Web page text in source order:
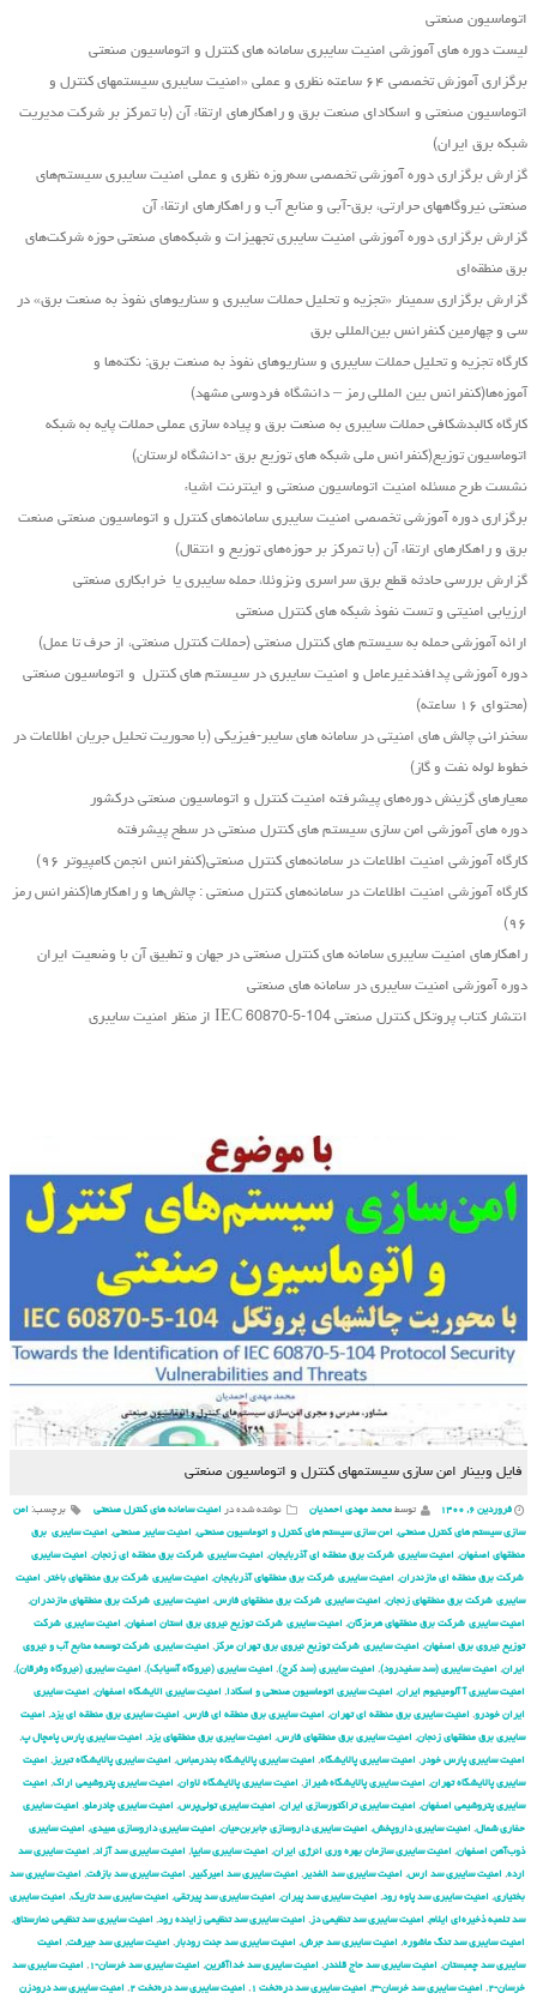
اتوماسیون صنعتی
لیست دوره های آموزشی امنیت سایبری سامانه های کنترل و اتوماسیون صنعتی
برگزاری آموزش تخصصی ۶۴ ساعته نظری و عملی «امنیت سایبری سیستمهای کنترل و
اتوماسیون صنعتی و اسکادای صنعت برق و راهکارهای ارتقاء آن (با تمرکز بر شرکت مدیریت
شبکه برق ایران)
گزارش برگزاری دوره آموزشی تخصصی سه‌روزه نظری و عملی امنیت سایبری سیستم‌های
صنعتی نیروگاه‏های حرارتی، برق‏-آبی و منابع آب و راهکارهای ارتقاء آن
گزارش برگزاری دوره آموزشی امنیت سایبری تجهیزات و شبکه‌های صنعتی حوزه شرکت‌های
برق منطقه‌ای
گزارش برگزاری سمینار «تجزیه ‌و تحلیل حملات سایبری و سناریو‌های نفوذ به صنعت برق» در
سی و چهارمین کنفرانس بین‌المللی برق
کارگاه تجزیه و تحلیل حملات سایبری و سناریوهای نفوذ به صنعت برق: نکته‌ها و
آموزه‌ها(کنفرانس بین المللی رمز – دانشگاه فردوسی مشهد)
کارگاه کالبدشکافی حملات سایبری به صنعت برق و پیاده سازی عملی حملات پایه به شبکه
اتوماسیون توزیع(کنفرانس ملی شبکه های توزیع برق -دانشگاه لرستان)
نشست طرح مسئله امنیت اتوماسیون صنعتی و اینترنت اشیاء
برگزاری دوره آموزشی تخصصی امنیت سایبری سامانه‌های کنترل و اتوماسیون صنعتی صنعت
برق و راهکارهای ارتقاء آن (با تمرکز بر حوزه‌های توزیع و انتقال)
گزارش بررسی حادثه قطع برق سراسری ونزوئلا، حمله سایبری یا خرابکاری صنعتی
ارزیابی امنیتی و تست نفوذ شبکه های کنترل صنعتی
ارائه آموزشی حمله به سیستم های کنترل صنعتی (حملات کنترل صنعتی، از حرف تا عمل)
دوره آموزشی پدافندغیرعامل و امنیت سایبری در سیستم های کنترل و اتوماسیون صنعتی
(محتوای ۱۶ ساعته)
سخنرانی چالش های امنیتی در سامانه های سایبر-فیزیکی (با محوریت تحلیل جریان اطلاعات در
خطوط لوله نفت و گاز)
معیارهای گزینش دوره‌های پیشرفته امنیت کنترل و اتوماسیون صنعتی درکشور
دوره های آموزشی امن سازی سیستم های کنترل صنعتی در سطح پیشرفته
کارگاه آموزشی امنیت اطلاعات در سامانه‌های کنترل صنعتی(کنفرانس انجمن کامپیوتر ۹۶)
کارگاه آموزشی امنیت اطلاعات در سامانه‌های کنترل صنعتی : چالش‌ها و راهکارها(کنفرانس رمز
۹۶)
راهکارهای امنیت سایبری سامانه های کنترل صنعتی در جهان و تطبیق آن با وضعیت ایران
دوره آموزشی امنیت سایبری در سامانه های صنعتی
انتشار کتاب پروتکل کنترل صنعتی IEC 60870-5-104 از منظر امنیت سایبری
فایل وبینار امن سازی سیستم‏های کنترل و اتوماسیون صنعتی
فروردین ۶, ۱۴۰۰ توسط محمد مهدی احمدیان نوشته شده در امنیت سامانه های کنترل صنعتی برچسب: امن
سازی سیستم های کنترل صنعتی, امن سازی سیستم های کنترل و اتوماسیون صنعتی, امنیت سایبر صنعتی, امنیت سایبری برق
منطقهای اصفهان, امنیت سایبری شركت برق منطقه ای آذربایجان, امنیت سایبری شركت برق منطقه ای زنجان, امنیت سایبری
شركت برق منطقه ای مازندران, امنیت سایبری شركت برق منطقهای آذربایجان, امنیت سایبری شركت برق منطقهای باختر , امنیت
سایبری شركت برق منطقهای زنجان, امنیت سایبری شركت برق منطقهای فارس, امنیت سایبری شركت برق منطقهای مازندران,
امنیت سایبری شركت برق منطقهای هرمزگان, امنیت سایبری شركت توزیع نیروی برق استان اصفهان, امنیت سایبری شركت
توزیع نیروی برق اصفهان, امنیت سایبری شركت توزیع نیروی برق تهران مركز , امنیت سایبری شركت توسعه منابع آب و نیروی
ایران, امنیت سایبری (سد سفیدرود), امنیت سایبری (سد کرج), امنیت سایبری (نیروگاه آسیابک), امنیت سایبری (نیروگاه وفرقان),
امنیت سایبری آ آلومینیوم ایران, امنیت سایبری اتوماسیون صنعتی و اسکادا, امنیت سایبری الایشگاه اصفهان, امنیت سایبری
ایران خودرو, امنیت سایبری برق منطقه ای تهران, امنیت سایبری برق منطقه ای فارس, امنیت سایبری برق منطقه ای یزد, امنیت
سایبری برق منطقهای زنجان, امنیت سایبری برق منطقهای فارس, امنیت سایبری برق منطقهای یزد, امنیت سایبری پارس پامچال پ,
امنیت سایبری پارس خودر , امنیت سایبری پالایشگاه, امنیت سایبری پالایشگاه بندرعباس, امنیت سایبری پالایشگاه تبریز , امنیت
سایبری پالایشگاه تهران, امنیت سایبری پالایشگاه شیراز , امنیت سایبری پالایشگاه لاوان, امنیت سایبری پتروشیمی اراک, امنیت
سایبری پتروشیمی اصفهان, امنیت سایبری تراکتورسازی ایران, امنیت سایبری تولی‌پرس, امنیت سایبری چادرملو, امنیت سایبری
حفاری شمال, امنیت سایبری داروپخش, امنیت سایبری داروسازی جابربن‌حیان, امنیت سایبری داروسازی عبیدی, امنیت سایبری
ذوب‌آهن اصفهان, امنیت سایبری سازمان بهره وری انرژی ایران, امنیت سایبری سایپا, امنیت سایبری سد آزاد, امنیت سایبری سد
ارده, امنیت سایبری سد ارس, امنیت سایبری سد الغدیر , امنیت سایبری سد امیرکبیر , امنیت سایبری سد بازفت, امنیت سایبری سد
بختیاری, امنیت سایبری سد پاوه رود, امنیت سایبری سد پیران, امنیت سایبری سد پیرتقی, امنیت سایبری سد تاریک, امنیت سایبری
سد تلمبه ذخیره‌ای ایلام, امنیت سایبری سد تنظیمی دز , امنیت سایبری سد تنظیمی زاینده رود, امنیت سایبری سد تنظیمی نمارستاق,
امنیت سایبری سد تنگ ماشوره, امنیت سایبری سد جرش, امنیت سایبری سد جنت رودبار , امنیت سایبری سد جیرفت, امنیت
سایبری سد چمبستان, امنیت سایبری سد حاج قلندر , امنیت سایبری سد خداآفرین, امنیت سایبری سد خرسان-۱ , امنیت سایبری سد
خرسان-۲ , امنیت سایبری سد خرسان-۳ , امنیت سایبری سد دره‌تخت ۱ , امنیت سایبری سد دره‌تخت ۲ , امنیت سایبری سد درودزن